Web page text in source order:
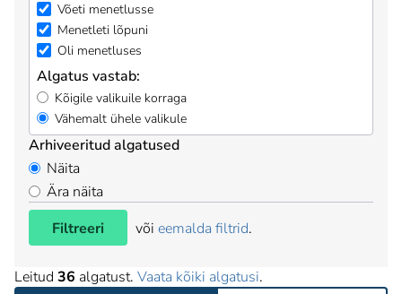
Võeti menetlusse
Menetleti lõpuni
Oli menetluses
Algatus vastab:
Kõigile valikuile korraga
Vähemalt ühele valikule
Arhiveeritud algatused
Näita
Ära näita
Filtreeri
või eemalda filtrid.
Leitud 36 algatust. Vaata kõiki algatusi.